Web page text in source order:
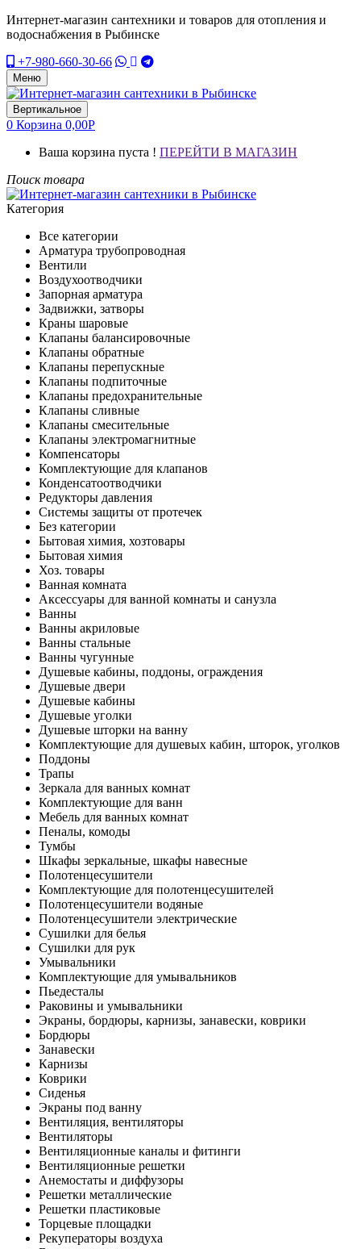
Интернет-магазин сантехники и товаров для отопления и
водоснабжения в Рыбинске
+7-980-660-30-66
Меню
Вертикальное
0 Корзина 0,00Р
Ваша корзина пуста ! ПЕРЕЙТИ В МАГАЗИН
Поиск товара
Категория
Все категории
Арматура трубопроводная
Вентили
Воздухоотводчики
Запорная арматура
Задвижки, затворы
Краны шаровые
Клапаны балансировочные
Клапаны обратные
Клапаны перепускные
Клапаны подпиточные
Клапаны предохранительные
Клапаны сливные
Клапаны смесительные
Клапаны электромагнитные
Компенсаторы
Комплектующие для клапанов
Конденсатоотводчики
Редукторы давления
Системы защиты от протечек
Без категории
Бытовая химия, хозтовары
Бытовая химия
Хоз. товары
Ванная комната
Аксессуары для ванной комнаты и санузла
Ванны
Ванны акриловые
Ванны стальные
Ванны чугунные
Душевые кабины, поддоны, ограждения
Душевые двери
Душевые кабины
Душевые уголки
Душевые шторки на ванну
Комплектующие для душевых кабин, шторок, уголков
Поддоны
Трапы
Зеркала для ванных комнат
Комплектующие для ванн
Мебель для ванных комнат
Пеналы, комоды
Тумбы
Шкафы зеркальные, шкафы навесные
Полотенцесушители
Комплектующие для полотенцесушителей
Полотенцесушители водяные
Полотенцесушители электрические
Сушилки для белья
Сушилки для рук
Умывальники
Комплектующие для умывальников
Пьедесталы
Раковины и умывальники
Экраны, бордюры, карнизы, занавески, коврики
Бордюры
Занавески
Карнизы
Коврики
Сиденья
Экраны под ванну
Вентиляция, вентиляторы
Вентиляторы
Вентиляционные каналы и фитинги
Вентиляционные решетки
Анемостаты и диффузоры
Решетки металлические
Решетки пластиковые
Торцевые площадки
Рекуператоры воздуха